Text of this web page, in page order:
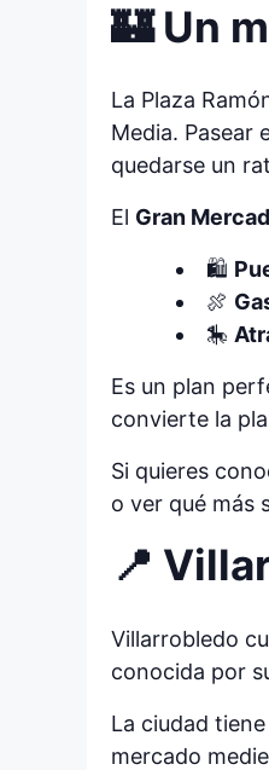
🏰 Un
La Plaza
Media. Pasear
quedarse un
El Gran
🛍️
🍖
🎠
Es un plan
convierte la
Si quieres
o ver qué más
📍
Villarrobledo
conocida por
La ciudad
mercado